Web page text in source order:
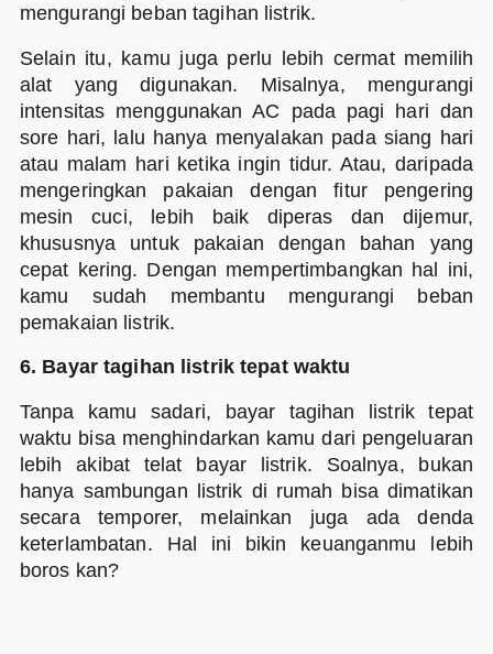
mengurangi beban tagihan listrik.
Selain itu, kamu juga perlu lebih cermat memilih
alat yang digunakan. Misalnya, mengurangi
intensitas menggunakan AC pada pagi hari dan
sore hari, lalu hanya menyalakan pada siang hari
atau malam hari ketika ingin tidur. Atau, daripada
mengeringkan pakaian dengan fitur pengering
mesin cuci, lebih baik diperas dan dijemur,
khususnya untuk pakaian dengan bahan yang
cepat kering. Dengan mempertimbangkan hal ini,
kamu sudah membantu mengurangi beban
pemakaian listrik.
6. Bayar tagihan listrik tepat waktu
Tanpa kamu sadari, bayar tagihan listrik tepat
waktu bisa menghindarkan kamu dari pengeluaran
lebih akibat telat bayar listrik. Soalnya, bukan
hanya sambungan listrik di rumah bisa dimatikan
secara temporer, melainkan juga ada denda
keterlambatan. Hal ini bikin keuanganmu lebih
boros kan?